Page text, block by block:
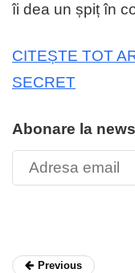
îi dea un șpiț în
CITEȘTE TOT
SECRET
Abonare la
Previous